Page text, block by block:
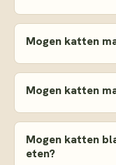
Mogen katten
Mogen katten
Mogen katten
eten?